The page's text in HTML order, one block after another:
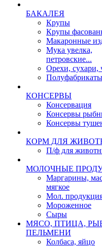
БАКАЛЕЯ
Крупы
Крупы
Макаронные
Мука увелка,
петровские...
Орехи, сухари,
Полуфабрикаты
КОНСЕРВЫ
Консервация
Консервы
Консервы
КОРМ ДЛЯ
П/ф для
МОЛОЧНЫЕ
Маргарины,
мягкое
Мол.
Мороженное
Сыры
МЯСО, ПТИЦА,
ПЕЛЬМЕНИ
Колбаса, яйцо